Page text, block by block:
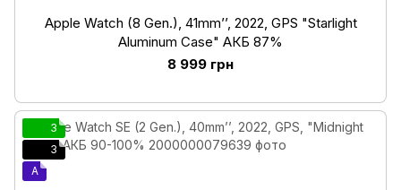
Apple Watch (8 Gen.), 41mm’’, 2022, GPS "Starlight
Aluminum Case" АКБ 87%
8 999 грн
3
3
A